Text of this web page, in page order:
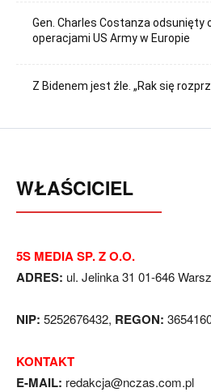
Gen. Charles Costanza odsunięty
operacjami US Army w Europie
Z Bidenem jest źle. „Rak się
WŁAŚCICIEL
5S MEDIA SP. Z O.O.
ADRES: ul. Jelinka 31 01-646
NIP: 5252676432, REGON:
KONTAKT
E-MAIL: redakcja@nczas.com.pl